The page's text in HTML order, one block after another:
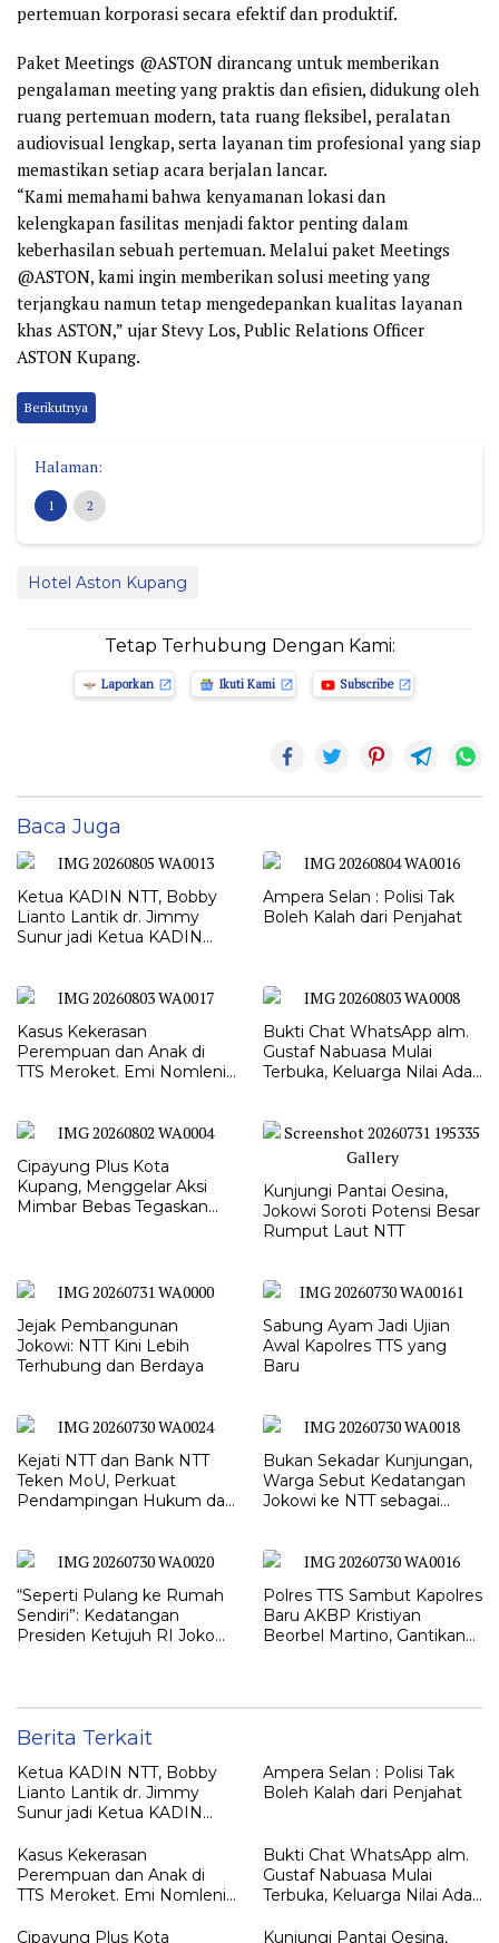
pertemuan korporasi secara efektif dan produktif.
Paket Meetings @ASTON dirancang untuk memberikan
pengalaman meeting yang praktis dan efisien, didukung oleh
ruang pertemuan modern, tata ruang fleksibel, peralatan
audiovisual lengkap, serta layanan tim profesional yang siap
memastikan setiap acara berjalan lancar.
“Kami memahami bahwa kenyamanan lokasi dan
kelengkapan fasilitas menjadi faktor penting dalam
keberhasilan sebuah pertemuan. Melalui paket Meetings
@ASTON, kami ingin memberikan solusi meeting yang
terjangkau namun tetap mengedepankan kualitas layanan
khas ASTON,” ujar Stevy Los, Public Relations Officer
ASTON Kupang.
Berikutnya
Halaman:
1 2
Hotel Aston Kupang
Tetap Terhubung Dengan Kami:
Laporkan Ikuti Kami Subscribe
Baca Juga
Ketua KADIN NTT, Bobby
Lianto Lantik dr. Jimmy
Sunur jadi Ketua KADIN
Ampera Selan : Polisi Tak
Boleh Kalah dari Penjahat
Kasus Kekerasan
Perempuan dan Anak di
TTS Meroket. Emi Nomleni :
Bukti Chat WhatsApp alm.
Gustaf Nabuasa Mulai
Terbuka, Keluarga Nilai Ada
Cipayung Plus Kota
Kupang, Menggelar Aksi
Mimbar Bebas Tegaskan
Kunjungi Pantai Oesina,
Jokowi Soroti Potensi Besar
Rumput Laut NTT
Jejak Pembangunan
Jokowi: NTT Kini Lebih
Terhubung dan Berdaya
Sabung Ayam Jadi Ujian
Awal Kapolres TTS yang
Baru
Kejati NTT dan Bank NTT
Teken MoU, Perkuat
Pendampingan Hukum dan
Bukan Sekadar Kunjungan,
Warga Sebut Kedatangan
Jokowi ke NTT sebagai
“Seperti Pulang ke Rumah
Sendiri”: Kedatangan
Presiden Ketujuh RI Joko
Polres TTS Sambut Kapolres
Baru AKBP Kristiyan
Beorbel Martino, Gantikan
Berita Terkait
Ketua KADIN NTT, Bobby
Lianto Lantik dr. Jimmy
Sunur jadi Ketua KADIN
Ampera Selan : Polisi Tak
Boleh Kalah dari Penjahat
Kasus Kekerasan
Perempuan dan Anak di
TTS Meroket. Emi Nomleni :
Paling Aman
Bukti Chat WhatsApp alm.
Gustaf Nabuasa Mulai
Terbuka, Keluarga Nilai Ada
Belum Didalami Penyidik
Cipayung Plus Kota Kunjungi Pantai Oesina,